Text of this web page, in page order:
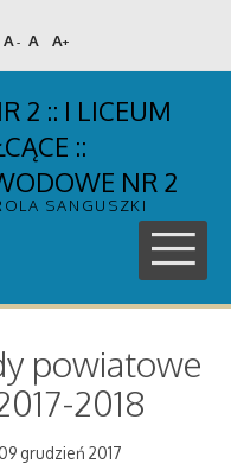
A- A A+
2 :: I LICEUM
::
NR 2
SANGUSZKI
powiatowe
2018
grudzień 2017